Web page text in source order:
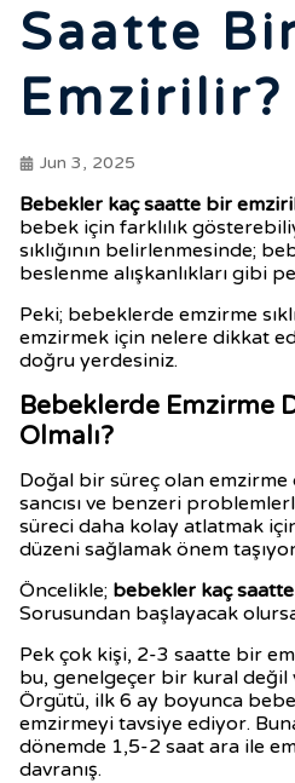
Saatte
Emzirilir?
Jun 3, 2025
Bebekler kaç saatte bir
bebek için farklılık
sıklığının belirlenmesinde;
beslenme alışkanlıkları gibi
Peki; bebeklerde emzirme
emzirmek için nelere dikkat
doğru yerdesiniz.
Bebeklerde Emzirme
Olmalı?
Doğal bir süreç olan
sancısı ve benzeri
süreci daha kolay atlatmak
düzeni sağlamak önem
Öncelikle; bebekler kaç
Sorusundan başlayacak
Pek çok kişi, 2-3 saatte bir
bu, genelgeçer bir kural değil
Örgütü, ilk 6 ay boyunca
emzirmeyi tavsiye ediyor.
dönemde 1,5-2 saat ara ile
davranış.